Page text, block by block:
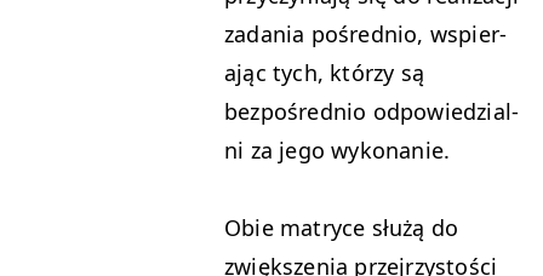
zada­nia pośred­nio, wspier­
a­jąc tych, którzy są
bezpośred­nio odpowiedzial­
ni za jego wykonanie.
Obie matryce służą do
zwięk­szenia prze­jrzys­toś­ci